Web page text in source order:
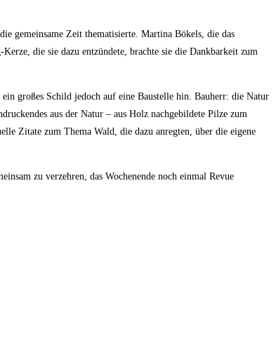
gemeinsame Zeit thematisierte. Martina Bökels, die das
die sie dazu entzündete, brachte sie die Dankbarkeit zum
großes Schild jedoch auf eine Baustelle hin. Bauherr: die Natur
aus der Natur – aus Holz nachgebildete Pilze zum
Zitate zum Thema Wald, die dazu anregten, über die eigene
zu verzehren, das Wochenende noch einmal Revue